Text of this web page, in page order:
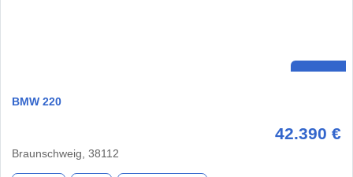
BMW 220
42.390 €
Braunschweig, 38112